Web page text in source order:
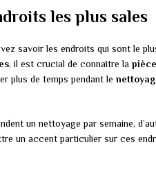
les plus sales
savoir les endroits qui sont le
, il est crucial de connaître la pièce
plus de temps pendant le
un nettoyage par semaine,
un accent particulier sur ces